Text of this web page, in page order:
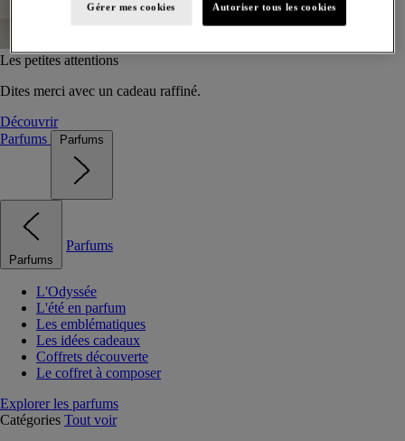
Les petites attentions
Dites merci avec un cadeau raffiné.
Découvrir
Parfums
Parfums
Parfums
Parfums
L'Odyssée
L'été en parfum
Les emblématiques
Les idées cadeaux
Coffrets découverte
Le coffret à composer
Explorer les parfums
Catégories Tout voir
Gérer mes cookies Autoriser tous les cookies